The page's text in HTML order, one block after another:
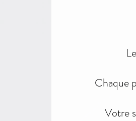
Chaque
Votre